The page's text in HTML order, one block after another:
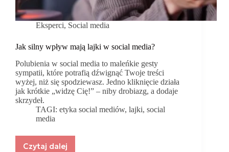
Eksperci, Social media
Jak silny wpływ mają lajki w social media?
Polubienia w social media to maleńkie gesty
sympatii, które potrafią dźwignąć Twoje treści
wyżej, niż się spodziewasz. Jedno kliknięcie działa
jak krótkie „widzę Cię!” – niby drobiazg, a dodaje
skrzydeł.
TAGI: etyka social mediów,lajki,social
media
Czytaj dalej
Jak